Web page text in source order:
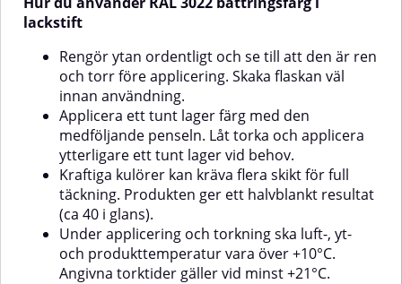
frostfritt.OBS: Färgen som visas
+21°C.FörvaringFörvaras
frostfritt.OBS: Färgen som visas
på skärm kan avvika något från
lackstift
Rengör ytan ordentligt och se till att den är ren
och torr före applicering. Skaka flaskan väl
innan användning.
Applicera ett tunt lager färg med den
medföljande penseln. Låt torka och applicera
ytterligare ett tunt lager vid behov.
Kraftiga kulörer kan kräva flera skikt för full
täckning. Produkten ger ett halvblankt resultat
(ca 40 i glans).
Under applicering och torkning ska luft-, yt-
och produkttemperatur vara över +10°C.
Angivna torktider gäller vid minst +21°C.